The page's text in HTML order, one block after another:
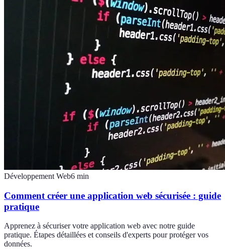
Développement Web6 min
Comment créer une application web sécurisée : guide
pratique
Apprenez à sécuriser votre application web avec notre guide
pratique. Étapes détaillées et conseils d'experts pour protéger vos
données.